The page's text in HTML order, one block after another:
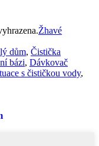
Žhavé
dům, Čistička
bázi, Dávkovač
s čističkou vody,